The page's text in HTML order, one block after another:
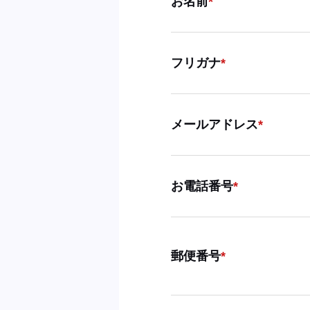
フリガナ
メールアドレス
お電話番号
郵便番号